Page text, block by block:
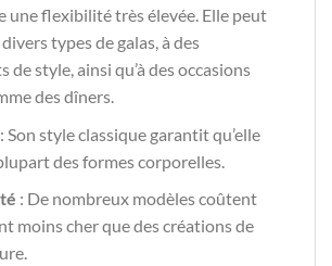
une flexibilité très élevée. Elle peut
divers types de galas, à des
de style, ainsi qu’à des occasions
des dîners.
: Son style classique garantit qu’elle
des formes corporelles.
: De nombreux modèles coûtent
moins cher que des créations de